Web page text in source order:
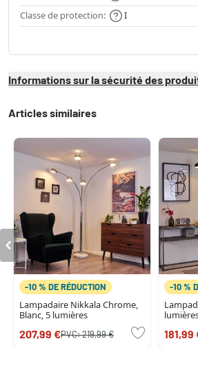
Classe de protection:
I
Informations sur la sécurité des
Articles similaires
-10 % DE RÉDUCTION
Lampadaire Nikkala Chrome,
Blanc, 5 lumières
207,99 €PVC:219,99 €
-10 %
181,99